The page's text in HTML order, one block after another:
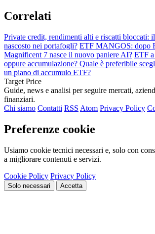
Correlati
Private credit, rendimenti alti e riscatti bloccati:
nascosto nei portafogli? ETF MANGOS: dopo
Magnificent 7 nasce il nuovo paniere AI? ETF
oppure accumulazione? Quale è preferibile
un piano di accumulo ETF?
Target Price
Guide, news e analisi per seguire mercati,
finanziari.
Chi siamo Contatti RSS Atom Privacy Policy
Preferenze cookie
Usiamo cookie tecnici necessari e, solo con
a migliorare contenuti e servizi.
Cookie Policy Privacy Policy
Solo necessari Accetta